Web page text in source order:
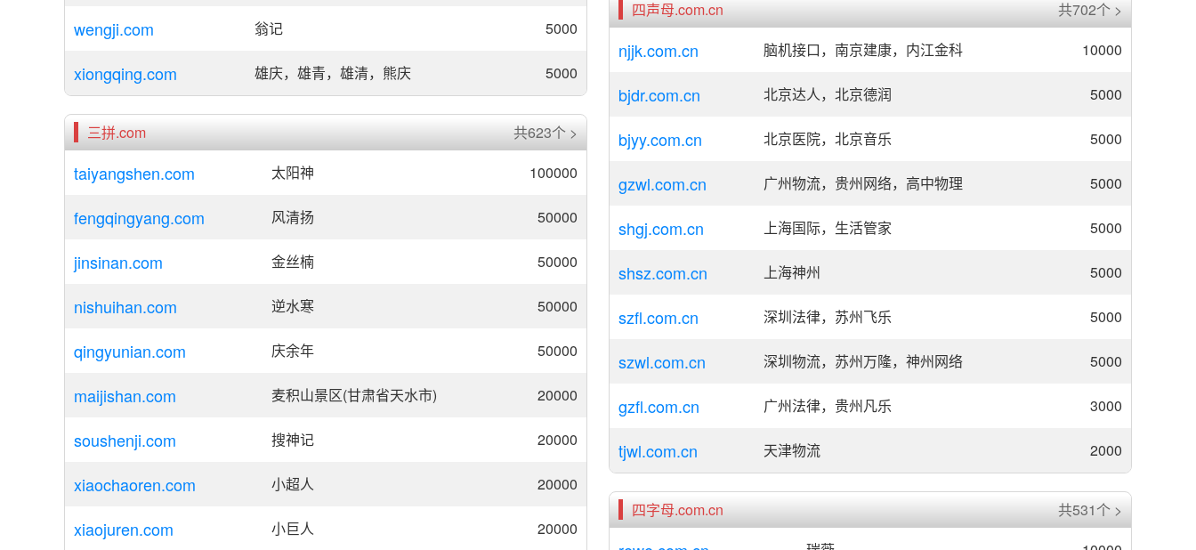
wengji.com 翁记 5000
xiongqing.com 雄庆，雄青，雄清，熊庆 5000
三拼.com 共623个 >
taiyangshen.com 太阳神 100000
fengqingyang.com 风清扬 50000
jinsinan.com 金丝楠 50000
nishuihan.com 逆水寒 50000
qingyunian.com 庆余年 50000
maijishan.com 麦积山景区(甘肃省天水市) 20000
soushenji.com 搜神记 20000
xiaochaoren.com 小超人 20000
xiaojuren.com 小巨人 20000
四声母.com.cn 共702个 >
njjk.com.cn 脑机接口，南京建康，内江金科 10000
bjdr.com.cn 北京达人，北京德润 5000
bjyy.com.cn 北京医院，北京音乐 5000
gzwl.com.cn 广州物流，贵州网络，高中物理 5000
shgj.com.cn 上海国际，生活管家 5000
shsz.com.cn 上海神州 5000
szfl.com.cn 深圳法律，苏州飞乐 5000
szwl.com.cn 深圳物流，苏州万隆，神州网络 5000
gzfl.com.cn 广州法律，贵州凡乐 3000
tjwl.com.cn 天津物流 2000
四字母.com.cn 共531个 >